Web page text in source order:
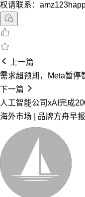
权请联系：
上一篇
需求超预期，Meta暂停
下一篇
人工智能公司xAI完成
海外市场 | 品牌方舟早报